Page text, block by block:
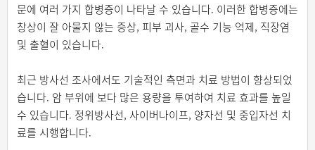
문에 여러 가지 합병증이 나타날 수 있습니다. 이러한 합병증에는
창상이 잘 아물지 않는 증상, 피부 괴사, 골수 기능 억제, 직장염
및 출혈이 있습니다.
최근 방사선 조사에서도 기술적인 측면과 치료 방법이 향상되었
습니다. 암 부위에 보다 많은 용량을 투여하여 치료 효과를 높일
수 있습니다. 정위방사선, 사이버나이프, 양자선 및 중입자선 치
료를 시행합니다.